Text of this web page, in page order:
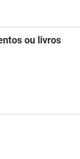
ou livros